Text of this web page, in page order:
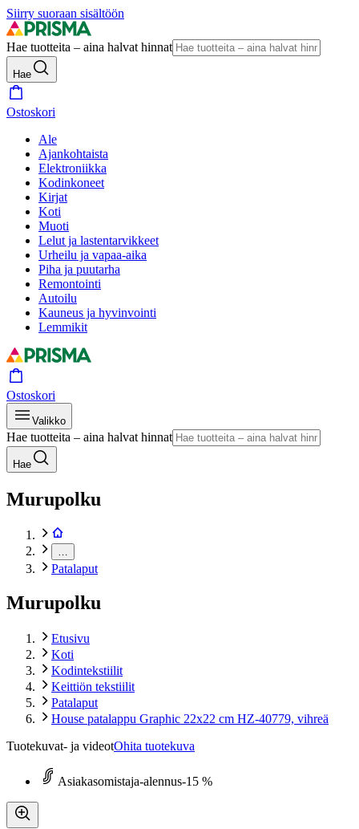
Siirry suoraan sisältöön
Hae tuotteita – aina halvat hinnat
Hae
Ostoskori
Ale
Ajankohtaista
Elektroniikka
Kodinkoneet
Kirjat
Koti
Muoti
Lelut ja lastentarvikkeet
Urheilu ja vapaa-aika
Piha ja puutarha
Remontointi
Autoilu
Kauneus ja hyvinvointi
Lemmikit
Ostoskori
Valikko
Hae tuotteita – aina halvat hinnat
Hae
Murupolku
Patalaput
Murupolku
Etusivu
Koti
Kodintekstiilit
Keittiön tekstiilit
Patalaput
House patalappu Graphic 22x22 cm HZ-40779, vihreä
Tuotekuvat- ja videotOhita tuotekuva
Asiakasomistaja-alennus-15 %